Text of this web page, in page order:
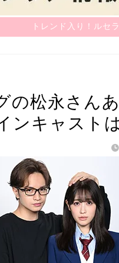
トレンド入り！ルセ
の松永さん
ンキャスト